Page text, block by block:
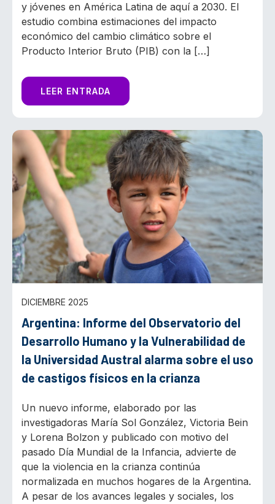
y jóvenes en América Latina de aquí a 2030. El
estudio combina estimaciones del impacto
económico del cambio climático sobre el
Producto Interior Bruto (PIB) con la […]
LEER ENTRADA
DICIEMBRE 2025
Argentina: Informe del Observatorio del
Desarrollo Humano y la Vulnerabilidad de
la Universidad Austral alarma sobre el uso
de castigos físicos en la crianza
Un nuevo informe, elaborado por las
investigadoras María Sol González, Victoria Bein
y Lorena Bolzon y publicado con motivo del
pasado Día Mundial de la Infancia, advierte de
que la violencia en la crianza continúa
normalizada en muchos hogares de la Argentina.
A pesar de los avances legales y sociales, los